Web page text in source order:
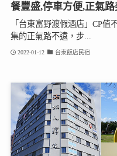
餐豐盛,停車方便,正氣
「台東富野渡假酒店」CP
集的正氣路不遠，步...
2022-01-12 台東飯店民宿